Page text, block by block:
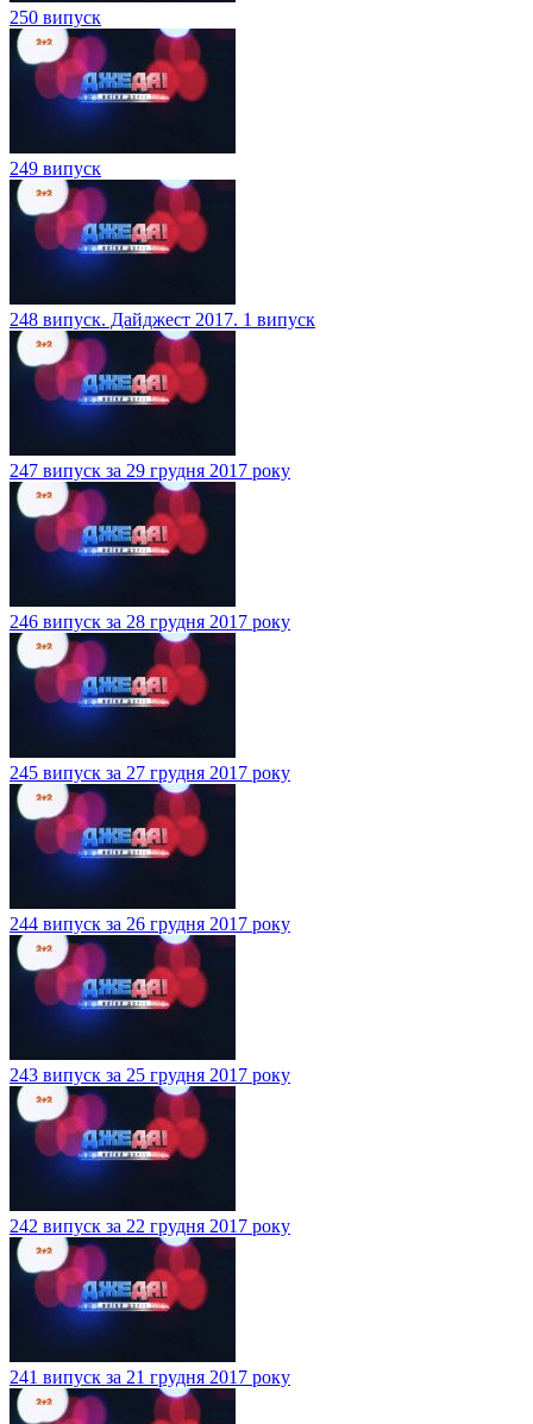
250 випуск
249 випуск
248 випуск. Дайджест 2017. 1 випуск
247 випуск за 29 грудня 2017 року
246 випуск за 28 грудня 2017 року
245 випуск за 27 грудня 2017 року
244 випуск за 26 грудня 2017 року
243 випуск за 25 грудня 2017 року
242 випуск за 22 грудня 2017 року
241 випуск за 21 грудня 2017 року